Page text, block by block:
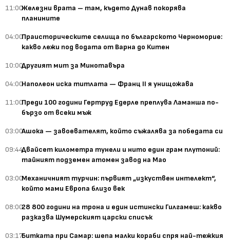
11:00Железни врата – там, където Дунав покорява
планините
04:00Праисторическите селища по българското Черноморие:
какво лежи под водата от Варна до Китен
10:00Другият мит за Минотавъра
04:00Наполеон иска титлата — Франц II я унищожава
11:00Преди 100 години Гертруд Едерле преплува Ламанша по-
бързо от всеки мъж
03:00Ашока — завоевателят, който съжалява за победата си
09:44Двайсет километра тунели и нито един грам плутоний:
тайният подземен атомен завод на Мао
03:00Механичният турчин: първият „изкуствен интелект“,
който мами Европа близо век
08:0028 800 години на трона и един истински Гилгамеш: какво
разказва Шумерският царски списък
03:17Битката при Самар: шепа малки кораби спря най-тежкия